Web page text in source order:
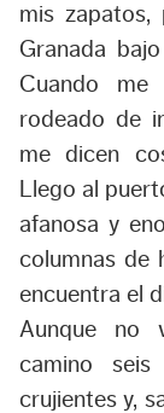
mis zapatos,
Granada
Cuando
rodeado de
me dicen
Llego al
afanosa y
columnas de
encuentra el
Aunque no
camino
crujientes y,